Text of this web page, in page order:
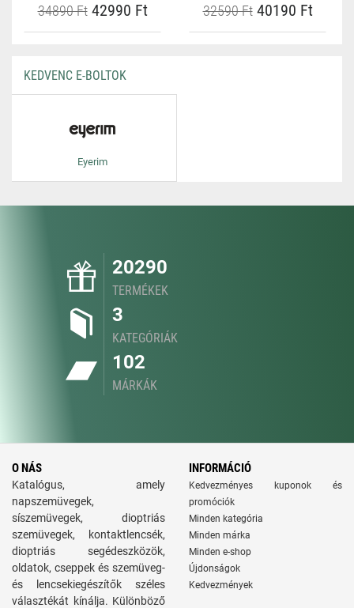
34890 Ft42990 Ft 32590 Ft40190 Ft
KEDVENC E-BOLTOK
Eyerim
20290
TERMÉKEK
3
KATEGÓRIÁK
102
MÁRKÁK
O NÁS
Katalógus, amely
napszemüvegek,
síszemüvegek, dioptriás
szemüvegek, kontaktlencsék,
dioptriás segédeszközök,
oldatok, cseppek és szemüveg-
és lencsekiegészítők széles
választékát kínálja. Különböző
INFORMÁCIÓ
Kedvezményes kuponok és
promóciók
Minden kategória
Minden márka
Minden e-shop
Újdonságok
Kedvezmények